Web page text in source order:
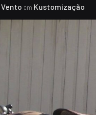
Vento em Kustomização